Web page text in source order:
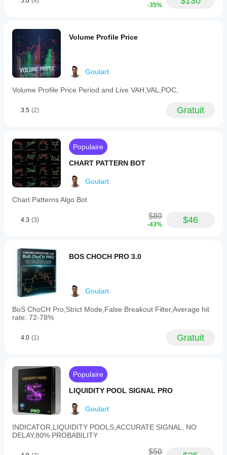
-35%
Volume Profile Price
Goulart
Volume Profile Price Period and Live VAH,VAL,POC,
3.5 (2) Gratuit
Populaire
CHART PATTERN BOT
Goulart
Chart Patterns Algo Bot
4.3 (3) $80
-43% $46
BOS CHOCH PRO 3.0
Goulart
BoS ChoCH Pro,Strict Mode,False Breakout Filter,Average hit
rate: 72-78%
4.0 (1) Gratuit
Populaire
LIQUIDITY POOL SIGNAL PRO
Goulart
INDICATOR,LIQUIDITY POOLS,ACCURATE SIGNAL, NO
DELAY,80% PROBABILITY
$50